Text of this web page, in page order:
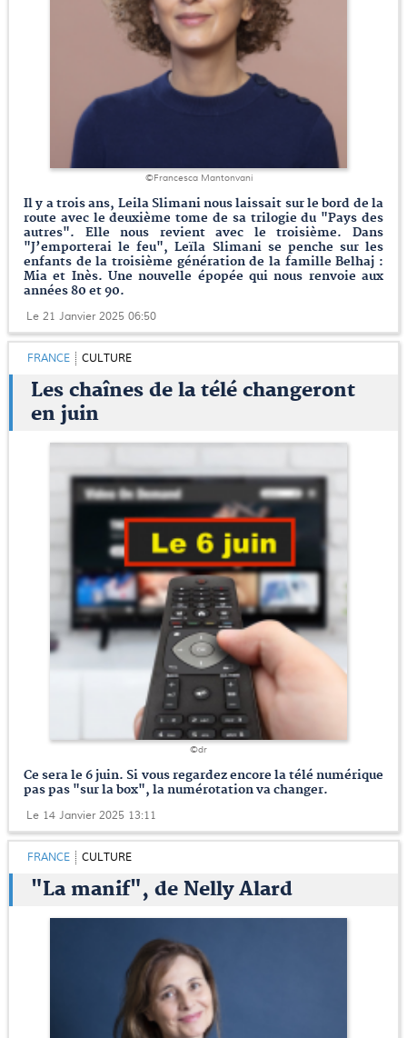
©Francesca Mantonvani
Il y a trois ans, Leila Slimani nous laissait sur le bord de la
route avec le deuxième tome de sa trilogie du "Pays des
autres". Elle nous revient avec le troisième. Dans
"J’emporterai le feu", Leïla Slimani se penche sur les
enfants de la troisième génération de la famille Belhaj :
Mia et Inès. Une nouvelle épopée qui nous renvoie aux
années 80 et 90.
Le 21 Janvier 2025 06:50
FRANCE CULTURE
Les chaînes de la télé changeront
en juin
©dr
Ce sera le 6 juin. Si vous regardez encore la télé numérique
pas pas "sur la box", la numérotation va changer.
Le 14 Janvier 2025 13:11
FRANCE CULTURE
"La manif", de Nelly Alard